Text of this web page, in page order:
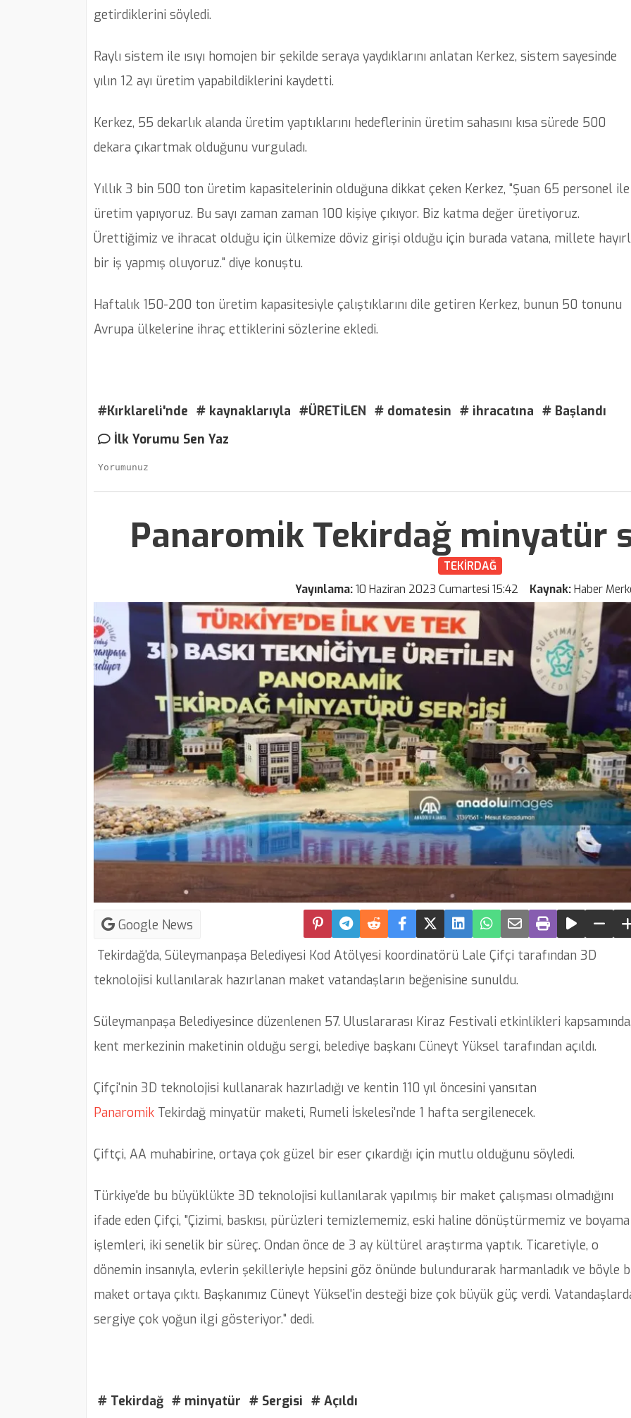
getirdiklerini söyledi.
Raylı sistem ile ısıyı homojen bir şekilde seraya yaydıklarını anlatan Kerkez, sistem sayesinde
yılın 12 ayı üretim yapabildiklerini kaydetti.
Kerkez, 55 dekarlık alanda üretim yaptıklarını hedeflerinin üretim sahasını kısa sürede 500
dekara çıkartmak olduğunu vurguladı.
Yıllık 3 bin 500 ton üretim kapasitelerinin olduğuna dikkat çeken Kerkez, "Şuan 65 personel ile
üretim yapıyoruz. Bu sayı zaman zaman 100 kişiye çıkıyor. Biz katma değer üretiyoruz.
Ürettiğimiz ve ihracat olduğu için ülkemize döviz girişi olduğu için burada vatana, millete
bir iş yapmış oluyoruz." diye konuştu.
Haftalık 150-200 ton üretim kapasitesiyle çalıştıklarını dile getiren Kerkez, bunun 50 tonunu
Avrupa ülkelerine ihraç ettiklerini sözlerine ekledi.
#Kırklareli'nde # kaynaklarıyla #ÜRETİLEN # domatesin # ihracatına # Başlandı
İlk Yorumu Sen Yaz
Panaromik Tekirdağ minyatür
TEKİRDAĞ
Yayınlama:10 Haziran 2023 Cumartesi 15:42 Kaynak:Haber
Google News
Tekirdağ'da, Süleymanpaşa Belediyesi Kod Atölyesi koordinatörü Lale Çifçi tarafından 3D
teknolojisi kullanılarak hazırlanan maket vatandaşların beğenisine sunuldu.
Süleymanpaşa Belediyesince düzenlenen 57. Uluslararası Kiraz Festivali etkinlikleri
kent merkezinin maketinin olduğu sergi, belediye başkanı Cüneyt Yüksel tarafından açıldı.
Çifçi'nin 3D teknolojisi kullanarak hazırladığı ve kentin 110 yıl öncesini yansıtan
Panaromik Tekirdağ minyatür maketi, Rumeli İskelesi'nde 1 hafta sergilenecek.
Çiftçi, AA muhabirine, ortaya çok güzel bir eser çıkardığı için mutlu olduğunu söyledi.
Türkiye'de bu büyüklükte 3D teknolojisi kullanılarak yapılmış bir maket çalışması olmadığını
ifade eden Çifçi, "Çizimi, baskısı, pürüzleri temizlememiz, eski haline dönüştürmemiz ve boyama
işlemleri, iki senelik bir süreç. Ondan önce de 3 ay kültürel araştırma yaptık. Ticaretiyle, o
dönemin insanıyla, evlerin şekilleriyle hepsini göz önünde bulundurarak harmanladık ve böyle
maket ortaya çıktı. Başkanımız Cüneyt Yüksel'in desteği bize çok büyük güç verdi.
sergiye çok yoğun ilgi gösteriyor." dedi.
# Tekirdağ # minyatür # Sergisi # Açıldı